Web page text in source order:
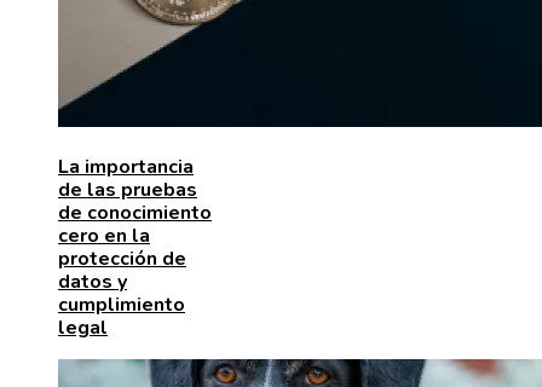
La importancia
de las pruebas
de conocimiento
cero en la
protección de
datos y
cumplimiento
legal